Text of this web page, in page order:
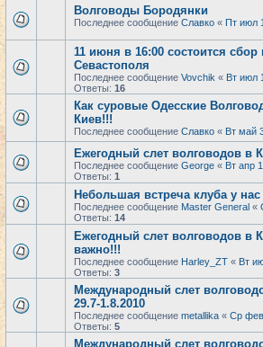
Волговоды Бородянки
Последнее сообщение Славко « Пт июл
11 июня в 16:00 состоится сбор
Севастополя
Последнее сообщение Vovchik « Вт июл
Ответы: 16
Как суровые Одесские
Киев!!!
Последнее сообщение Славко « Вт май
Ежегодный слет волговодов в
Последнее сообщение George « Вт апр
Ответы: 1
Небольшая встреча клуба у
Последнее сообщение Master General «
Ответы: 14
Ежегодный слет волговодов в
важно!!!
Последнее сообщение Harley_ZT « Вт
Ответы: 3
Международный слет
29.7-1.8.2010
Последнее сообщение metallika « Ср фев
Ответы: 5
Международный слет